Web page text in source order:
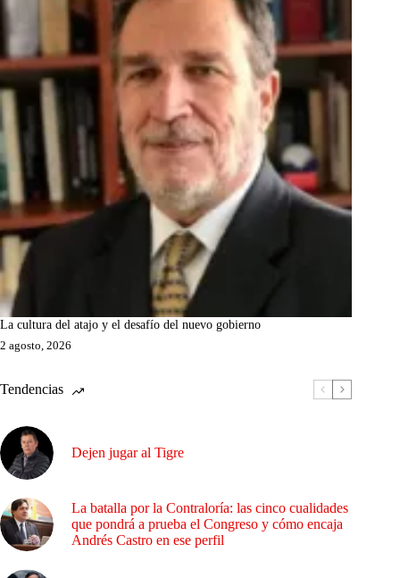
La cultura del atajo y el desafío del nuevo gobierno
2 agosto, 2026
Tendencias
Dejen jugar al Tigre
La batalla por la Contraloría: las cinco cualidades
que pondrá a prueba el Congreso y cómo encaja
Andrés Castro en ese perfil